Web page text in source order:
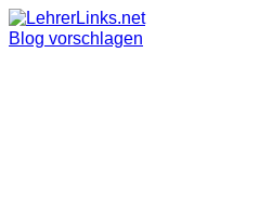
Skip
to
Blog vorschlagen